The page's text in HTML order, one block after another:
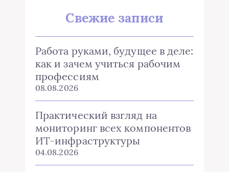
Свежие записи
Работа руками, будущее в деле:
как и зачем учиться рабочим
профессиям
08.08.2026
Практический взгляд на
мониторинг всех компонентов
ИТ-инфраструктуры
04.08.2026